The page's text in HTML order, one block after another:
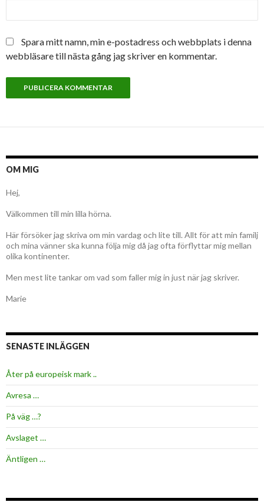
Spara mitt namn, min e-postadress och webbplats i denna
webbläsare till nästa gång jag skriver en kommentar.
OM MIG
Hej,
Välkommen till min lilla hörna.
Här försöker jag skriva om min vardag och lite till. Allt för att min familj
och mina vänner ska kunna följa mig då jag ofta förflyttar mig mellan
olika kontinenter.
Men mest lite tankar om vad som faller mig in just när jag skriver.
Marie
SENASTE INLÄGGEN
Åter på europeisk mark ..
Avresa …
På väg …?
Avslaget …
Äntligen …